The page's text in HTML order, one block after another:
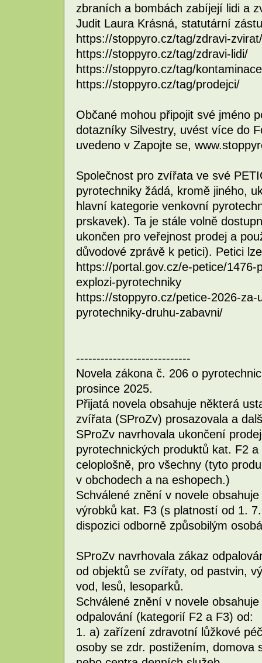
zbraních a bombách zabíjejí lidi a
Judit Laura Krásná, statutární
https://stoppyro.cz/tag/zdravi-zvirat/
https://stoppyro.cz/tag/zdravi-lidi/
https://stoppyro.cz/tag/
https://stoppyro.cz/tag/prodejci/
Občané mohou připojit své jméno
dotazníky Silvestry, uvést více do
uvedeno v Zapojte se,
Společnost pro zvířata ve své
pyrotechniky žádá, kromě jiného,
hlavní kategorie venkovní
prskavek). Ta je stále volně
ukončen pro veřejnost prodej a
důvodové zprávě k petici). Petici
https://portal.gov.cz/e-petice/
explozi-pyrotechniky
https://stoppyro.cz/petice-2026-
pyrotechniky-druhu-zabavni/
----------------------------
Novela zákona č. 206 o
prosince 2025.
Přijatá novela obsahuje některá
zvířata (SProZv) prosazovala a
SProZv navrhovala ukončení
pyrotechnických produktů kat. F2
celoplošně, pro všechny (tyto
v obchodech a na eshopech.)
Schválené znění v novele
výrobků kat. F3 (s platností od 1.
dispozici odborně způsobilým
SProZv navrhovala zákaz
od objektů se zvířaty, od pastvin,
vod, lesů, lesoparků.
Schválené znění v novele
odpalování (kategorií F2 a F3) od:
1. a) zařízení zdravotní lůžkové
osoby se zdr. postižením, domova